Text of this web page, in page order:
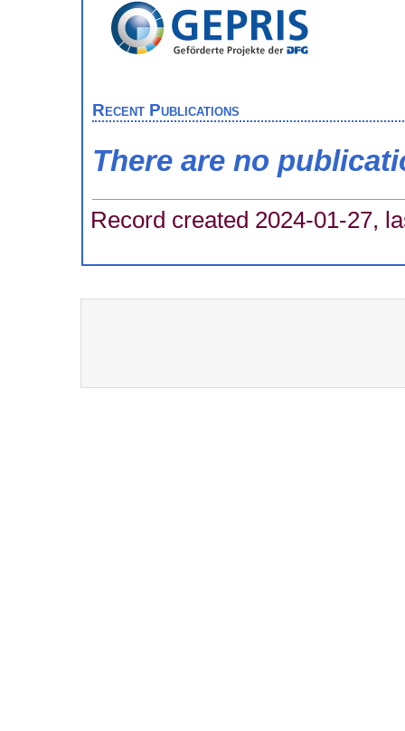
Recent Publications
There are no
Record created 2024-01-27,